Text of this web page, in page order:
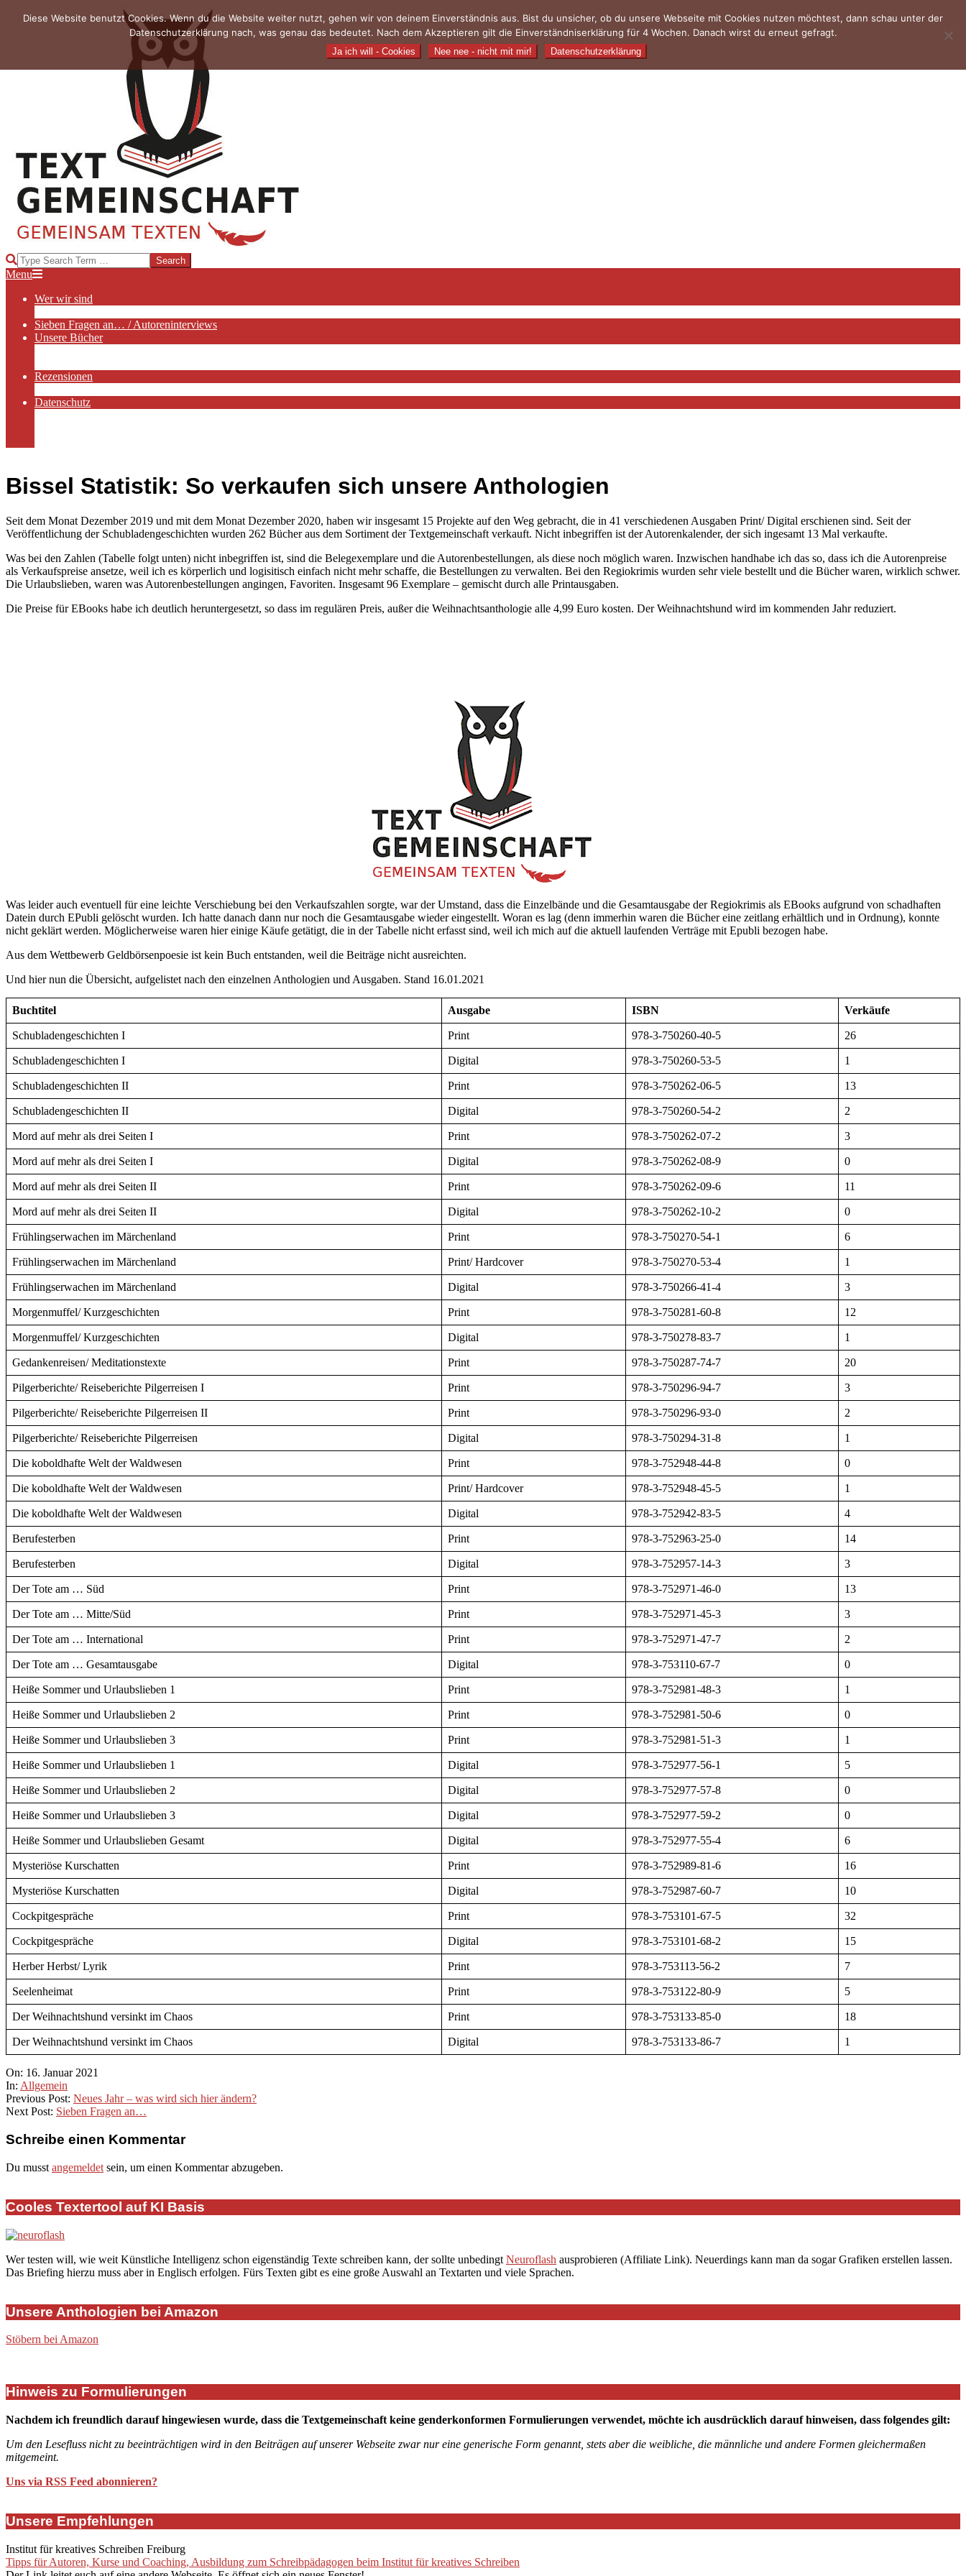
TEXTGEMEINSCHAFT
Search
Primary
Menu
Menu
Wer wir sind
Sieben Fragen an… / Autoreninterviews
Unsere Bücher
Rezensionen
Datenschutz
Bissel Statistik: So verkaufen sich unsere Anthologien
Seit dem Monat Dezember 2019 und mit dem Monat Dezember 2020, haben wir insgesamt 15 Projekte auf den Weg gebracht, die in 41 verschiedenen Ausgaben Print/ Digital erschienen sind. Seit der
Veröffentlichung der Schubladengeschichten wurden 262 Bücher aus dem Sortiment der Textgemeinschaft verkauft. Nicht inbegriffen ist der Autorenkalender, der sich ingesamt 13 Mal verkaufte.
Was bei den Zahlen (Tabelle folgt unten) nicht inbegriffen ist, sind die Belegexemplare und die Autorenbestellungen, als diese noch möglich waren. Inzwischen handhabe ich das so, dass ich die Autorenpreise
als Verkaufspreise ansetze, weil ich es körperlich und logisitisch einfach nicht mehr schaffe, die Bestellungen zu verwalten. Bei den Regiokrimis wurden sehr viele bestellt und die Bücher waren, wirklich schwer.
Die Urlaubslieben, waren was Autorenbestellungen angingen, Favoriten. Insgesamt 96 Exemplare – gemischt durch alle Printausgaben.
Die Preise für EBooks habe ich deutlich heruntergesetzt, so dass im regulären Preis, außer die Weihnachtsanthologie alle 4,99 Euro kosten. Der Weihnachtshund wird im kommenden Jahr reduziert.
Was leider auch eventuell für eine leichte Verschiebung bei den Verkaufszahlen sorgte, war der Umstand, dass die Einzelbände und die Gesamtausgabe der Regiokrimis als EBooks aufgrund von schadhaften
Datein durch EPubli gelöscht wurden. Ich hatte danach dann nur noch die Gesamtausgabe wieder eingestellt. Woran es lag (denn immerhin waren die Bücher eine zeitlang erhältlich und in Ordnung), konnte
nicht geklärt werden. Möglicherweise waren hier einige Käufe getätigt, die in der Tabelle nicht erfasst sind, weil ich mich auf die aktuell laufenden Verträge mit Epubli bezogen habe.
Aus dem Wettbewerb Geldbörsenpoesie ist kein Buch entstanden, weil die Beiträge nicht ausreichten.
Und hier nun die Übersicht, aufgelistet nach den einzelnen Anthologien und Ausgaben. Stand 16.01.2021
Buchtitel Ausgabe ISBN Verkäufe
Schubladengeschichten I Print 978-3-750260-40-5 26
Schubladengeschichten I Digital 978-3-750260-53-5 1
Schubladengeschichten II Print 978-3-750262-06-5 13
Schubladengeschichten II Digital 978-3-750260-54-2 2
Mord auf mehr als drei Seiten I Print 978-3-750262-07-2 3
Mord auf mehr als drei Seiten I Digital 978-3-750262-08-9 0
Mord auf mehr als drei Seiten II Print 978-3-750262-09-6 11
Mord auf mehr als drei Seiten II Digital 978-3-750262-10-2 0
Frühlingserwachen im Märchenland Print 978-3-750270-54-1 6
Frühlingserwachen im Märchenland Print/ Hardcover 978-3-750270-53-4 1
Frühlingserwachen im Märchenland Digital 978-3-750266-41-4 3
Morgenmuffel/ Kurzgeschichten Print 978-3-750281-60-8 12
Morgenmuffel/ Kurzgeschichten Digital 978-3-750278-83-7 1
Gedankenreisen/ Meditationstexte Print 978-3-750287-74-7 20
Pilgerberichte/ Reiseberichte Pilgerreisen I Print 978-3-750296-94-7 3
Pilgerberichte/ Reiseberichte Pilgerreisen II Print 978-3-750296-93-0 2
Pilgerberichte/ Reiseberichte Pilgerreisen Digital 978-3-750294-31-8 1
Die koboldhafte Welt der Waldwesen Print 978-3-752948-44-8 0
Die koboldhafte Welt der Waldwesen Print/ Hardcover 978-3-752948-45-5 1
Die koboldhafte Welt der Waldwesen Digital 978-3-752942-83-5 4
Berufesterben Print 978-3-752963-25-0 14
Berufesterben Digital 978-3-752957-14-3 3
Der Tote am … Süd Print 978-3-752971-46-0 13
Der Tote am … Mitte/Süd Print 978-3-752971-45-3 3
Der Tote am … International Print 978-3-752971-47-7 2
Der Tote am … Gesamtausgabe Digital 978-3-753110-67-7 0
Heiße Sommer und Urlaubslieben 1 Print 978-3-752981-48-3 1
Heiße Sommer und Urlaubslieben 2 Print 978-3-752981-50-6 0
Heiße Sommer und Urlaubslieben 3 Print 978-3-752981-51-3 1
Heiße Sommer und Urlaubslieben 1 Digital 978-3-752977-56-1 5
Heiße Sommer und Urlaubslieben 2 Digital 978-3-752977-57-8 0
Heiße Sommer und Urlaubslieben 3 Digital 978-3-752977-59-2 0
Heiße Sommer und Urlaubslieben Gesamt Digital 978-3-752977-55-4 6
Mysteriöse Kurschatten Print 978-3-752989-81-6 16
Mysteriöse Kurschatten Digital 978-3-752987-60-7 10
Cockpitgespräche Print 978-3-753101-67-5 32
Cockpitgespräche Digital 978-3-753101-68-2 15
Herber Herbst/ Lyrik Print 978-3-753113-56-2 7
Seelenheimat Print 978-3-753122-80-9 5
Der Weihnachtshund versinkt im Chaos Print 978-3-753133-85-0 18
Der Weihnachtshund versinkt im Chaos Digital 978-3-753133-86-7 1
2021-
01-
16
On: 16. Januar 2021
In: Allgemein
Previous Post: Neues Jahr – was wird sich hier ändern?
Next Post: Sieben Fragen an…
Schreibe einen Kommentar
Du musst angemeldet sein, um einen Kommentar abzugeben.
Cooles Textertool auf KI Basis
Wer testen will, wie weit Künstliche Intelligenz schon eigenständig Texte schreiben kann, der sollte unbedingt Neuroflash ausprobieren (Affiliate Link). Neuerdings kann man da sogar Grafiken erstellen lassen.
Das Briefing hierzu muss aber in Englisch erfolgen. Fürs Texten gibt es eine große Auswahl an Textarten und viele Sprachen.
Unsere Anthologien bei Amazon
Stöbern bei Amazon
Hinweis zu Formulierungen
Nachdem ich freundlich darauf hingewiesen wurde, dass die Textgemeinschaft keine genderkonformen Formulierungen verwendet, möchte ich ausdrücklich darauf hinweisen, dass folgendes gilt:
Um den Lesefluss nicht zu beeinträchtigen wird in den Beiträgen auf unserer Webseite zwar nur eine generische Form genannt, stets aber die weibliche, die männliche und andere Formen gleichermaßen
mitgemeint.
Uns via RSS Feed abonnieren?
Unsere Empfehlungen
Institut für kreatives Schreiben Freiburg
Tipps für Autoren, Kurse und Coaching, Ausbildung zum Schreibpädagogen beim Institut für kreatives Schreiben
Diese Website benutzt Cookies. Wenn du die Website weiter nutzt, gehen wir von deinem Einverständnis aus. Bist du unsicher, ob du unsere Webseite mit Cookies nutzen möchtest, dann schau unter der
Datenschutzerklärung nach, was genau das bedeutet. Nach dem Akzeptieren gilt die Einverständniserklärung für 4 Wochen. Danach wirst du erneut gefragt.
Ja ich will - Cookies Nee nee - nicht mit mir! Datenschutzerklärung